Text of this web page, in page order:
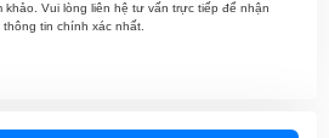
khảo. Vui lòng liên hệ tư vấn trực tiếp để nhận
tin chính xác nhất.